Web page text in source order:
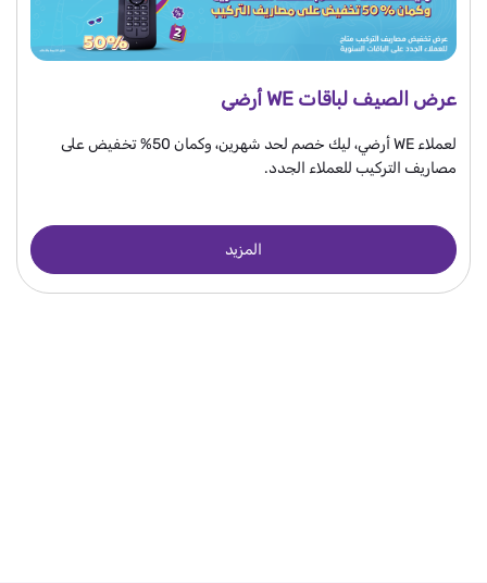
عرض الصيف لباقات WE أرضي
لعملاء WE أرضي، ليك خصم لحد شهرين، وكمان 50% تخفيض على
مصاريف التركيب للعملاء الجدد.
المزيد